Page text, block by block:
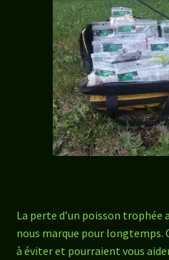
La perte d’un poisson trophée
nous marque pour longtemps.
à éviter et pourraient vous